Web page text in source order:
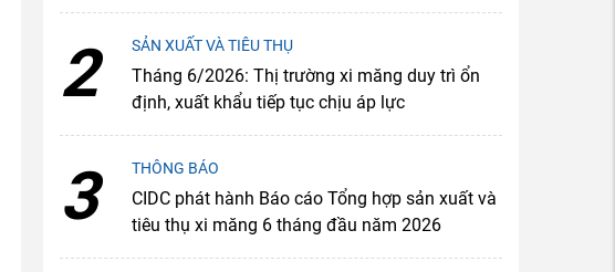
2 SẢN XUẤT VÀ TIÊU THỤ
Tháng 6/2026: Thị trường xi măng duy trì ổn
định, xuất khẩu tiếp tục chịu áp lực
3 THÔNG BÁO
CIDC phát hành Báo cáo Tổng hợp sản xuất và
tiêu thụ xi măng 6 tháng đầu năm 2026